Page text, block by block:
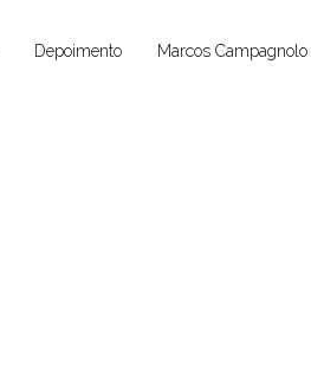
Depoimento Marcos Campagnolo